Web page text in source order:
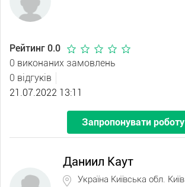
Рейтинг 0.0
0 виконаних замовлень
0 відгуків
21.07.2022 13:11
Запропонувати роботу
Даниил Каут
Україна Київська обл. Київ